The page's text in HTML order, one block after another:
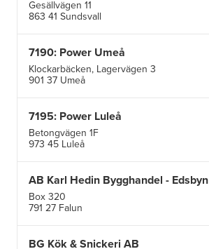
Gesällvägen 11
863 41 Sundsvall
7190: Power Umeå
Klockarbäcken, Lagervägen 3
901 37 Umeå
7195: Power Luleå
Betongvägen 1F
973 45 Luleå
AB Karl Hedin Bygghandel - Edsbyn
Box 320
791 27 Falun
BG Kök & Snickeri AB